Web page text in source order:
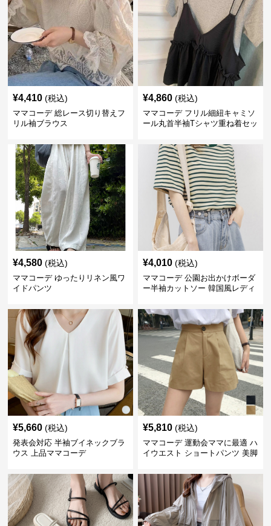
¥4,410 (税込)
ママコーデ 総レース切り替えフ
リル袖ブラウス
¥4,860 (税込)
ママコーデ フリル細紐キャミソ
ール丸首半袖Tシャツ重ね着セッ
¥4,580 (税込)
ママコーデ ゆったりリネン風ワ
イドパンツ
¥4,010 (税込)
ママコーデ 公園お出かけボーダ
ー半袖カットソー 韓国風レディ
¥5,660 (税込)
発表会対応 半袖ブイネックブラ
ウス 上品ママコーデ
¥5,810 (税込)
ママコーデ 運動会ママに最適 ハ
イウエスト ショートパンツ 美脚